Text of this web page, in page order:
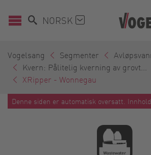
NORSK
Vogelsang Segmenter
Kvern: Pålitelig kverning av grovt...
XRipper - Wonnegau
Denne siden er automatisk oversatt.